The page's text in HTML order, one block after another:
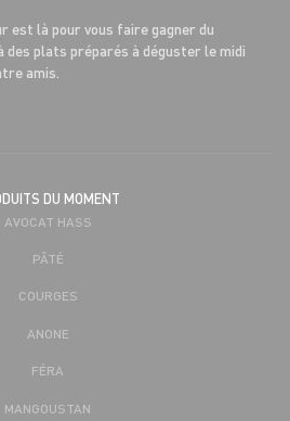
est là pour vous faire gagner du
des plats préparés à déguster le midi
amis.
DU MOMENT
AVOCAT HASS
PÂTÉ
COURGES
ANONE
FÉRA
MANGOUSTAN